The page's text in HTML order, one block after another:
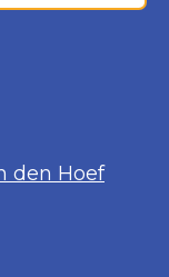
den Hoef